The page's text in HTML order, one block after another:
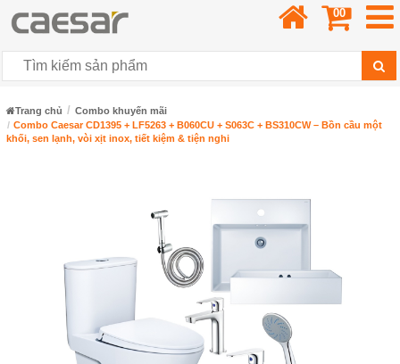
00
Trang chủ
Combo khuyến mãi
Combo Caesar CD1395 + LF5263 + B060CU + S063C + BS310CW – Bồn cầu một
khối, sen lạnh, vòi xịt inox, tiết kiệm & tiện nghi